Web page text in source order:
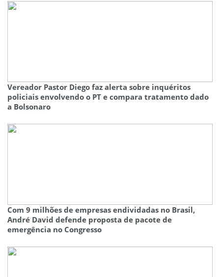
Vereador Pastor Diego faz alerta sobre inquéritos
policiais envolvendo o PT e compara tratamento dado
a Bolsonaro
Com 9 milhões de empresas endividadas no Brasil,
André David defende proposta de pacote de
emergência no Congresso